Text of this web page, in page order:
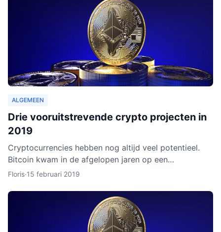
ALGEMEEN
Drie vooruitstrevende crypto projecten in
2019
Cryptocurrencies hebben nog altijd veel potentieel.
Bitcoin kwam in de afgelopen jaren op een
hoogtepunt te staan en Ethereum volgde in rap
Floris·15 februari 2019